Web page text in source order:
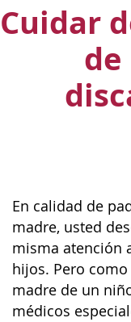
Cuidar
En calidad de
madre, usted
misma atención
hijos. Pero
madre de un
médicos